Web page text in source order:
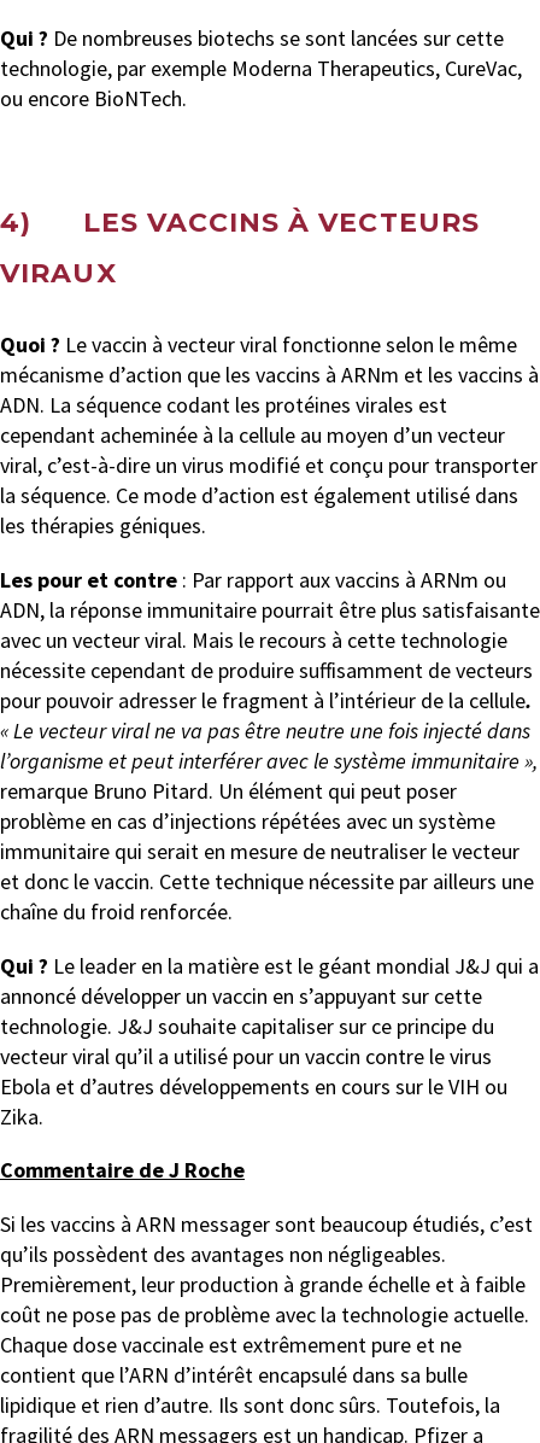
Qui ? De nombreuses biotechs se sont lancées sur cette
technologie, par exemple Moderna Therapeutics, CureVac,
ou encore BioNTech.
4) LES VACCINS À VECTEURS
VIRAUX
Quoi ? Le vaccin à vecteur viral fonctionne selon le même
mécanisme d’action que les vaccins à ARNm et les vaccins à
ADN. La séquence codant les protéines virales est
cependant acheminée à la cellule au moyen d’un vecteur
viral, c’est-à-dire un virus modifié et conçu pour transporter
la séquence. Ce mode d’action est également utilisé dans
les thérapies géniques.
Les pour et contre : Par rapport aux vaccins à ARNm ou
ADN, la réponse immunitaire pourrait être plus satisfaisante
avec un vecteur viral. Mais le recours à cette technologie
nécessite cependant de produire suffisamment de vecteurs
pour pouvoir adresser le fragment à l’intérieur de la cellule.
« Le vecteur viral ne va pas être neutre une fois injecté dans
l’organisme et peut interférer avec le système immunitaire »,
remarque Bruno Pitard. Un élément qui peut poser
problème en cas d’injections répétées avec un système
immunitaire qui serait en mesure de neutraliser le vecteur
et donc le vaccin. Cette technique nécessite par ailleurs une
chaîne du froid renforcée.
Qui ? Le leader en la matière est le géant mondial J&J qui a
annoncé développer un vaccin en s’appuyant sur cette
technologie. J&J souhaite capitaliser sur ce principe du
vecteur viral qu’il a utilisé pour un vaccin contre le virus
Ebola et d’autres développements en cours sur le VIH ou
Zika.
Commentaire de J Roche
Si les vaccins à ARN messager sont beaucoup étudiés, c’est
qu’ils possèdent des avantages non négligeables.
Premièrement, leur production à grande échelle et à faible
coût ne pose pas de problème avec la technologie actuelle.
Chaque dose vaccinale est extrêmement pure et ne
contient que l’ARN d’intérêt encapsulé dans sa bulle
lipidique et rien d’autre. Ils sont donc sûrs. Toutefois, la
fragilité des ARN messagers est un handicap. Pfizer a